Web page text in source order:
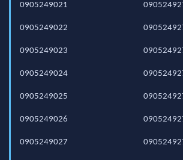
0905249021
0905249022
0905249023
0905249024
0905249025
0905249026
0905249027